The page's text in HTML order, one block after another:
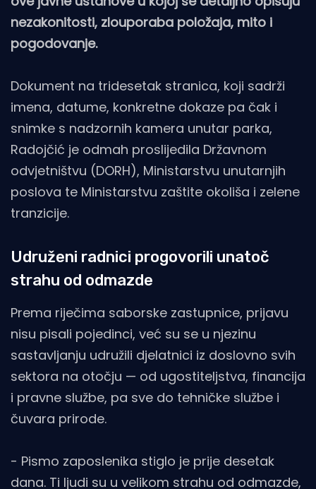
nezakonitosti, zlouporaba položaja, mito i
pogodovanje.
Dokument na tridesetak stranica, koji sadrži
imena, datume, konkretne dokaze pa čak i
snimke s nadzornih kamera unutar parka,
Radojčić je odmah proslijedila Državnom
odvjetništvu (DORH), Ministarstvu unutarnjih
poslova te Ministarstvu zaštite okoliša i zelene
tranzicije.
Udruženi radnici progovorili unatoč
strahu od odmazde
Prema riječima saborske zastupnice, prijavu
nisu pisali pojedinci, već su se u njezinu
sastavljanju udružili djelatnici iz doslovno svih
sektora na otočju — od ugostiteljstva, financija
i pravne službe, pa sve do tehničke službe i
čuvara prirode.
- Pismo zaposlenika stiglo je prije desetak
dana. Ti ljudi su u velikom strahu od odmazde,